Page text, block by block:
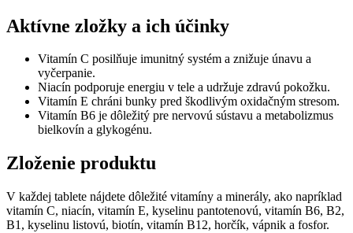
Aktívne zložky a ich účinky
Vitamín C posilňuje imunitný systém a znižuje únavu a
vyčerpanie.
Niacín podporuje energiu v tele a udržuje zdravú pokožku.
Vitamín E chráni bunky pred škodlivým oxidačným stresom.
Vitamín B6 je dôležitý pre nervovú sústavu a metabolizmus
bielkovín a glykogénu.
Zloženie produktu
V každej tablete nájdete dôležité vitamíny a minerály, ako napríklad
vitamín C, niacín, vitamín E, kyselinu pantotenovú, vitamín B6, B2,
B1, kyselinu listovú, biotín, vitamín B12, horčík, vápnik a fosfor.